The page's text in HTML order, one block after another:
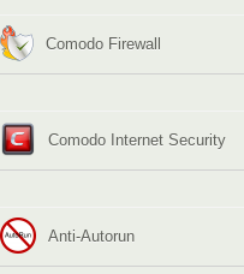
Comodo Firewall
Comodo Internet Security
Anti-Autorun